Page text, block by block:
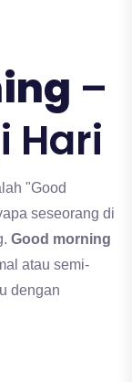
–
Hari
"Good
seseorang di
Good morning
atau semi-
dengan